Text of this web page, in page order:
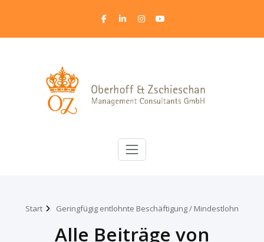
Start Geringfügig entlohnte Beschäftigung / Mindestlohn
Alle Beiträge von